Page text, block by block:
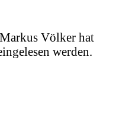
Völker hat
werden.